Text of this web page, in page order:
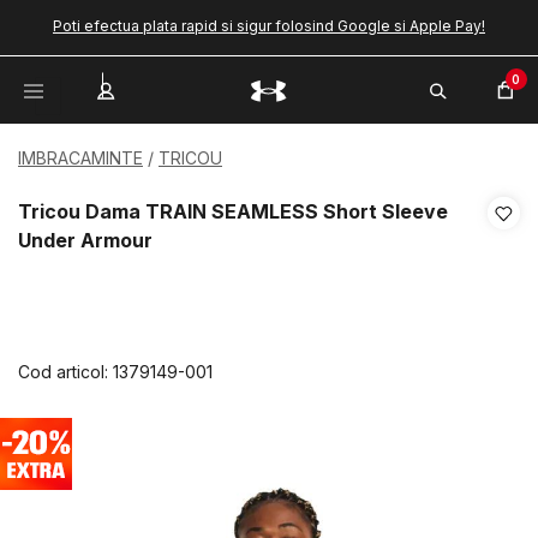
Poti efectua plata rapid si sigur folosind Google si Apple Pay!
0
IMBRACAMINTE TRICOU
Tricou Dama TRAIN SEAMLESS Short Sleeve
Under Armour
Cod articol: 1379149-001